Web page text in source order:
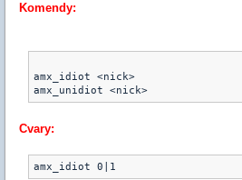
Komendy:
amx_idiot <nick>
Cvary: